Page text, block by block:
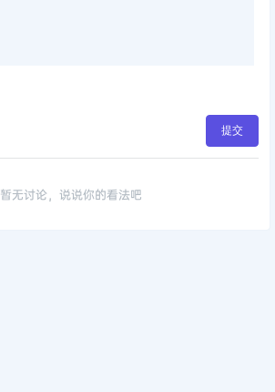
提交
暂无讨论，说说你的看法吧